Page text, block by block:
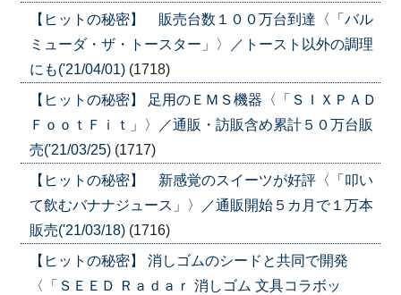
【ヒットの秘密】 販売台数１００万台到達〈「バル
ミューダ・ザ・トースター」〉／トースト以外の調理
にも('21/04/01) (1718)
【ヒットの秘密】 足用のＥＭＳ機器〈「ＳＩＸＰＡＤ
ＦｏｏｔＦｉｔ」〉／通販・訪販含め累計５０万台販
売('21/03/25) (1717)
【ヒットの秘密】 新感覚のスイーツが好評〈「叩い
て飲むバナナジュース」〉／通販開始５カ月で１万本
販売('21/03/18) (1716)
【ヒットの秘密】 消しゴムのシードと共同で開発
〈「ＳＥＥＤ Ｒａｄａｒ 消しゴム 文具コラボッ